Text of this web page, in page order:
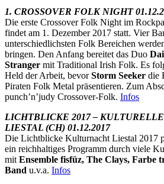
1. CROSSOVER FOLK NIGHT
Die erste Crossover Folk Night im
findet am 1. Dezember 2017 statt. Vier
unterschiedlichsten Folk Bereichen
bringen. Den Anfang bereitet das Duo
Stranger mit Traditional Irish Folk. Es
Held der Arbeit, bevorStorm Seeker die
Piraten Folk Metal präsentieren. Zum
punch’n’judy Crossover-Folk. Infos
LICHTBLICKE 2017 –
LIESTAL (CH) 01.12.2017
Die Lichtblicke Kulturnacht Liestal 2017
ein reichhaltiges Programm durch viele
mit Ensemble fisfüz, The Clays, Farbe
Band u.v.a. Infos